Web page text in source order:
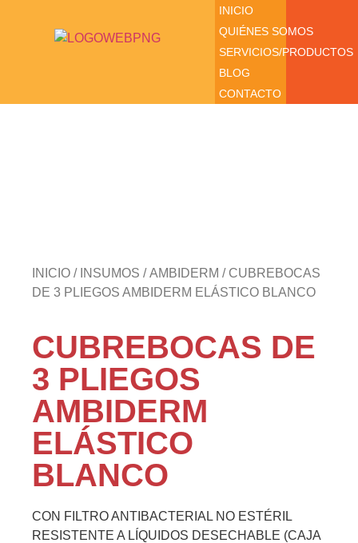
INICIO
QUIÉNES SOMOS
SERVICIOS/PRODUCTOS
BLOG
CONTACTO
INICIO / INSUMOS /AMBIDERM / CUBREBOCAS
DE 3 PLIEGOS AMBIDERM ELÁSTICO BLANCO
CUBREBOCAS DE
3 PLIEGOS
AMBIDERM
ELÁSTICO
BLANCO
CON FILTRO ANTIBACTERIAL NO ESTÉRIL
RESISTENTE A LÍQUIDOS DESECHABLE (CAJA